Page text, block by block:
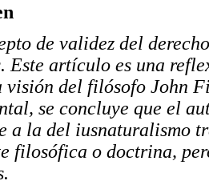
de validez del
Este artículo es una
visión del filósofo John
se concluye que el
a la del iusnaturalismo
filosófica o doctrina,